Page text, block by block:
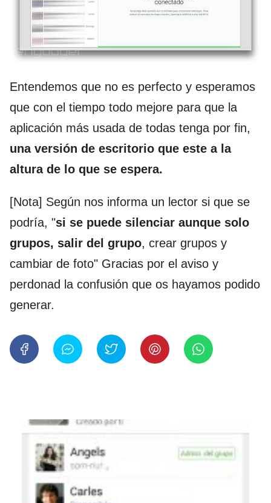
Entendemos que no es perfecto y esperamos
que con el tiempo todo mejore para que la
aplicación más usada de todas tenga por fin,
una versión de escritorio que este a la
altura de lo que se espera.
[Nota] Según nos informa un lector si que se
podría, "si se puede silenciar aunque solo
grupos, salir del grupo, crear grupos y
cambiar de foto" Gracias por el aviso y
perdonad la confusión que os hayamos podido
generar.